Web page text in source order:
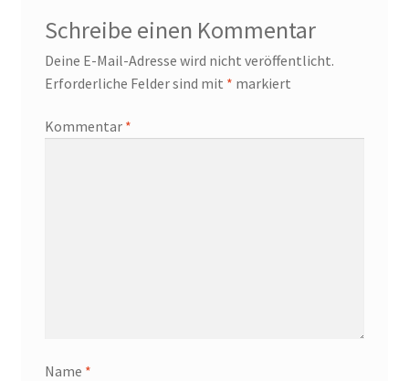
Schreibe einen Kommentar
Deine E-Mail-Adresse wird nicht veröffentlicht.
Erforderliche Felder sind mit * markiert
Kommentar *
Name *